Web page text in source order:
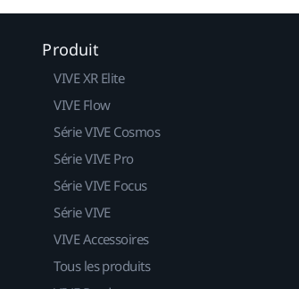
Produit
VIVE XR Elite
VIVE Flow
Série VIVE Cosmos
Série VIVE Pro
Série VIVE Focus
Série VIVE
VIVE Accessoires
Tous les produits